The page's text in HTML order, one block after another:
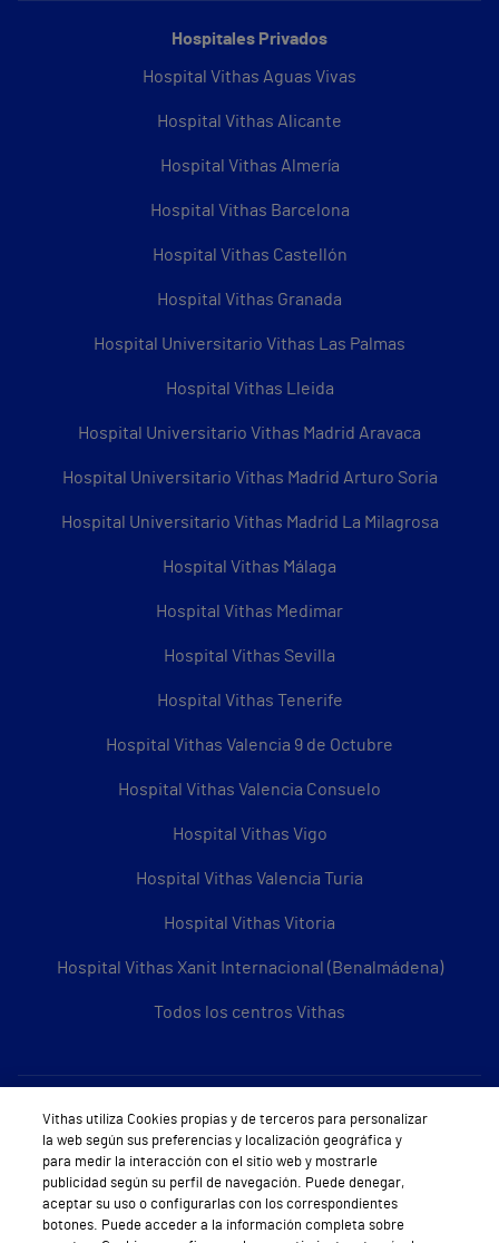
Hospitales Privados
Hospital Vithas Aguas Vivas
Hospital Vithas Alicante
Hospital Vithas Almería
Hospital Vithas Barcelona
Hospital Vithas Castellón
Hospital Vithas Granada
Hospital Universitario Vithas Las Palmas
Hospital Vithas Lleida
Hospital Universitario Vithas Madrid Aravaca
Hospital Universitario Vithas Madrid Arturo Soria
Hospital Universitario Vithas Madrid La Milagrosa
Hospital Vithas Málaga
Hospital Vithas Medimar
Hospital Vithas Sevilla
Hospital Vithas Tenerife
Hospital Vithas Valencia 9 de Octubre
Hospital Vithas Valencia Consuelo
Hospital Vithas Vigo
Hospital Vithas Valencia Turia
Hospital Vithas Vitoria
Hospital Vithas Xanit Internacional (Benalmádena)
Todos los centros Vithas
Sobre Vithas
Quiénes somos
Trabajar en Vithas
Vithas utiliza Cookies propias y de terceros para personalizar
la web según sus preferencias y localización geográfica y
para medir la interacción con el sitio web y mostrarle
publicidad según su perfil de navegación. Puede denegar,
aceptar su uso o configurarlas con los correspondientes
botones. Puede acceder a la información completa sobre